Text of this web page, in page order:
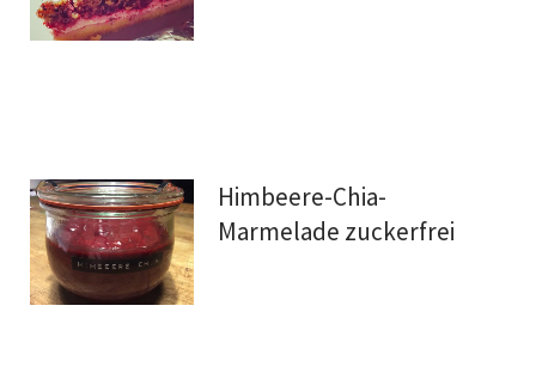
Himbeere-Chia-
Marmelade zuckerfrei